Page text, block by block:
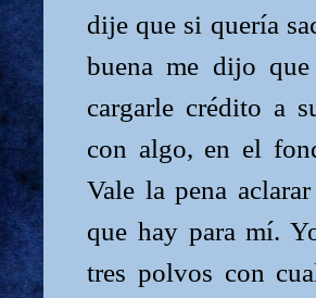
dije que si quería
buena me dijo
cargarle crédito a
con algo, en el
Vale la pena
que hay para mí.
tres polvos con